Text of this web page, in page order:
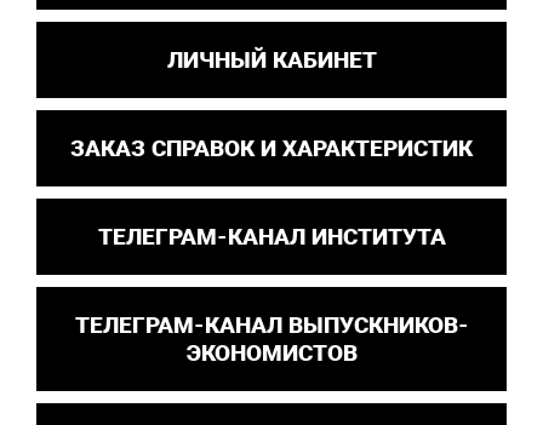
ЛИЧНЫЙ КАБИНЕТ
ЗАКАЗ СПРАВОК И ХАРАКТЕРИСТИК
ТЕЛЕГРАМ-КАНАЛ ИНСТИТУТА
ТЕЛЕГРАМ-КАНАЛ ВЫПУСКНИКОВ-
ЭКОНОМИСТОВ